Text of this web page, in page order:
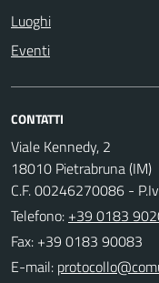
Luoghi
Eventi
CONTATTI
Viale Kennedy, 2
18010 Pietrabruna (IM)
C.F. 00246270086 -
Telefono: +39 0183
Fax: +39 0183 90083
E-mail: